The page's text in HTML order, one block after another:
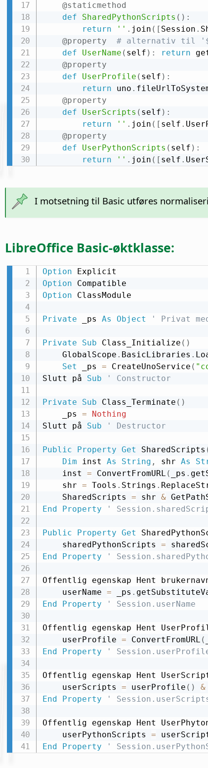
@staticmethod
def
SharedPythonScripts ( ) :
return
'' . join ( [ Session .
@property
# alternativ til
def
UserName ( self ) : return
@property
def
UserProfile ( self ) :
return uno .
@property
def
UserScripts ( self ) :
return
'' . join ( [ self .
@property
def
UserPythonScripts ( self ) :
return
'' . join ( [ self .
I motsetning til Basic utføres
LibreOffice Basic-øktklasse:
Option
Option
Option ClassModule
Private _ps As Object ' Privat
Private Sub Class_Initialize ( )
    GlobalScope
. BasicLibraries .
Set _ps = CreateUnoService (
Slutt på Sub ' Constructor
Private Sub Class_Terminate ( )
    _ps
=
Nothing
Slutt på Sub ' Destructor
Public Property Get SharedScripts
Dim inst As String , shr As
    inst
= ConvertFromURL ( _ps .
    shr
= Tools . Strings .
    SharedScripts
= shr &
End
Property '
Public Property Get
    sharedPythonScripts
=
End
Property '
Offentlig egenskap Hent
    userName
= _ps .
End
Property ' Session.userName
Offentlig egenskap Hent
    userProfile
= ConvertFromURL (
End
Property '
Offentlig egenskap Hent
    userScripts
= userProfile ( ) &
End
Property '
Offentlig egenskap Hent
    userPythonScripts
=
End
Property '